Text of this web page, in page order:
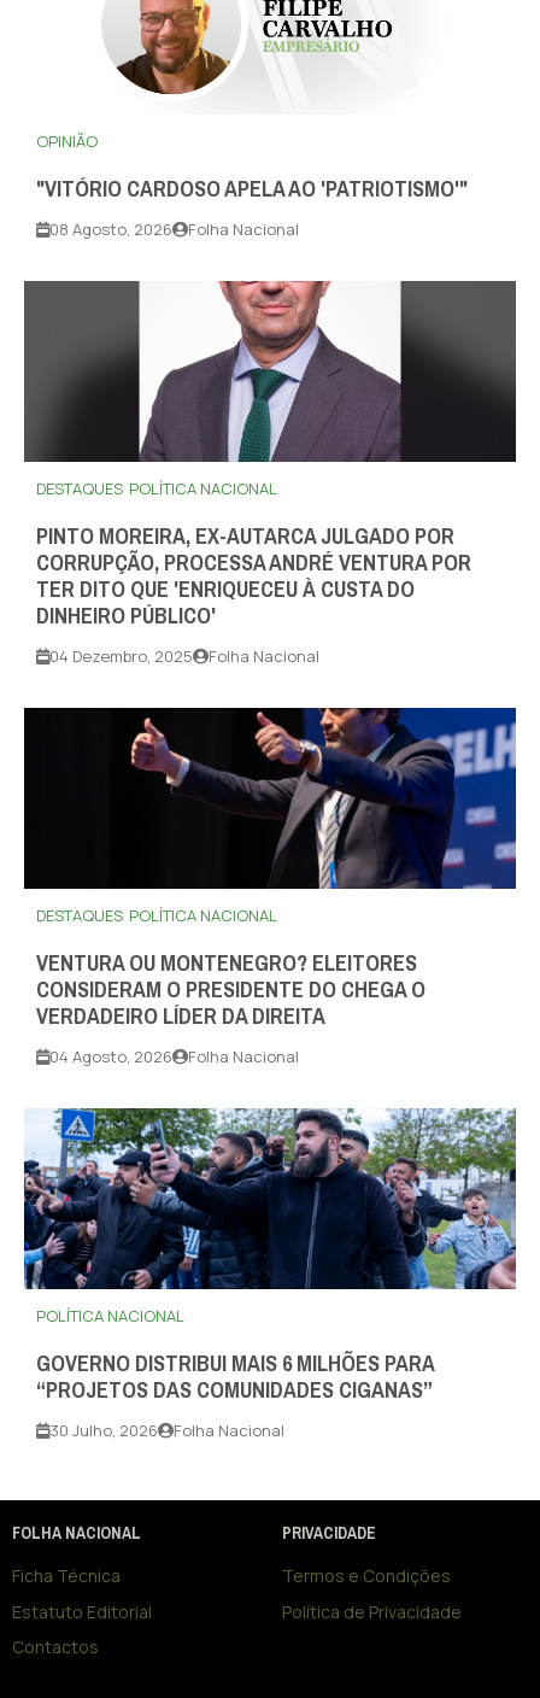
OPINIÃO
"VITÓRIO CARDOSO APELA AO 'PATRIOTISMO'"
08 Agosto, 2026 Folha Nacional
DESTAQUES POLÍTICA NACIONAL
PINTO MOREIRA, EX-AUTARCA JULGADO POR
CORRUPÇÃO, PROCESSA ANDRÉ VENTURA POR
TER DITO QUE 'ENRIQUECEU À CUSTA DO
DINHEIRO PÚBLICO'
04 Dezembro, 2025 Folha Nacional
DESTAQUES POLÍTICA NACIONAL
VENTURA OU MONTENEGRO? ELEITORES
CONSIDERAM O PRESIDENTE DO CHEGA O
VERDADEIRO LÍDER DA DIREITA
04 Agosto, 2026 Folha Nacional
POLÍTICA NACIONAL
GOVERNO DISTRIBUI MAIS 6 MILHÕES PARA
“PROJETOS DAS COMUNIDADES CIGANAS”
30 Julho, 2026 Folha Nacional
FOLHA NACIONAL
Ficha Técnica
Estatuto Editorial
Contactos
PRIVACIDADE
Termos e Condições
Política de Privacidade